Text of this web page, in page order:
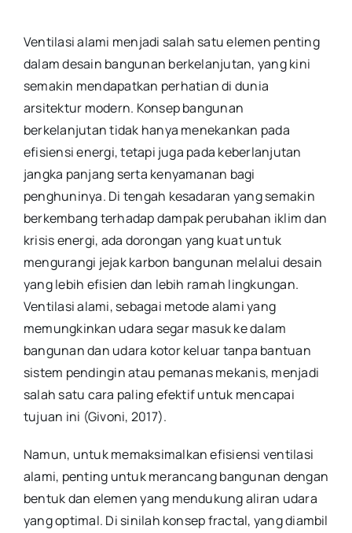
Ventilasi alami menjadi salah satu elemen penting
dalam desain bangunan berkelanjutan, yang kini
semakin mendapatkan perhatian di dunia
arsitektur modern. Konsep bangunan
berkelanjutan tidak hanya menekankan pada
efisiensi energi, tetapi juga pada keberlanjutan
jangka panjang serta kenyamanan bagi
penghuninya. Di tengah kesadaran yang semakin
berkembang terhadap dampak perubahan iklim dan
krisis energi, ada dorongan yang kuat untuk
mengurangi jejak karbon bangunan melalui desain
yang lebih efisien dan lebih ramah lingkungan.
Ventilasi alami, sebagai metode alami yang
memungkinkan udara segar masuk ke dalam
bangunan dan udara kotor keluar tanpa bantuan
sistem pendingin atau pemanas mekanis, menjadi
salah satu cara paling efektif untuk mencapai
tujuan ini (Givoni, 2017).
Namun, untuk memaksimalkan efisiensi ventilasi
alami, penting untuk merancang bangunan dengan
bentuk dan elemen yang mendukung aliran udara
yang optimal. Di sinilah konsep fractal, yang diambil